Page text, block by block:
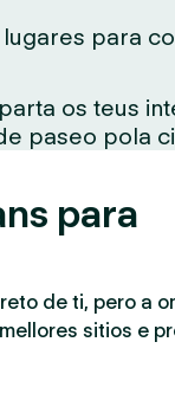
para
os teus
paseo pola
para
de ti, pero a
sitios e